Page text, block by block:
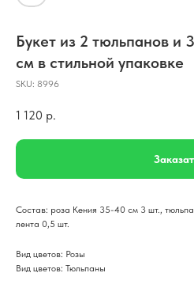
Букет из 2 тюльпанов и
см в стильной упаковке
SKU: 8996
1 120 р.
Состав: роза Кения 35-40 см 3 шт.,
лента 0,5 шт.
Вид цветов: Розы
Вид цветов: Тюльпаны